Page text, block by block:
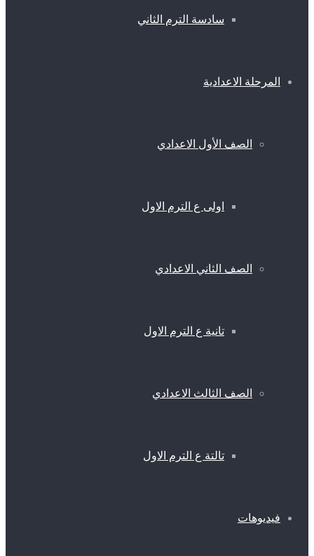
سادسة الترم الثاني
المرحلة الاعدادية
الصف الأول الاعدادي
اولى ع الترم الاول
الصف الثاني الاعدادي
تانية ع الترم الاول
الصف الثالث الاعدادي
تالتة ع الترم الاول
فيديوهات